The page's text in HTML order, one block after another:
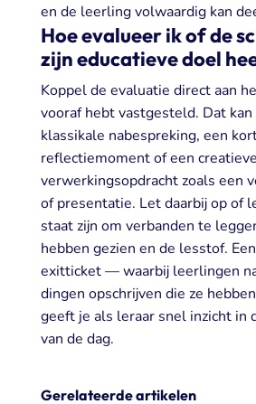
en de leerling volwaardig kan
Hoe evalueer ik of de
zijn educatieve doel
Koppel de evaluatie direct aan
vooraf hebt vastgesteld. Dat kan
klassikale nabespreking, een
reflectiemoment of een creatieve
verwerkingsopdracht zoals een
of presentatie. Let daarbij op of
staat zijn om verbanden te
hebben gezien en de lesstof.
exitticket — waarbij leerlingen
dingen opschrijven die ze
geeft je als leraar snel inzicht in
van de dag.
Gerelateerde artikelen